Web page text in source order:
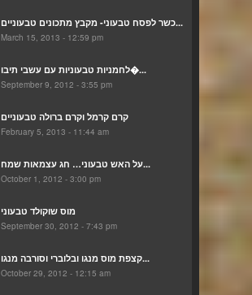
כשר לפסח טבעוני- מקבץ מתכונים טבעוניים...
March 15, 2013 - 12:59 pm
לחמניות טבעוניות עם עשבי תיבו�...
September 9, 2012 - 3:55 pm
קרם קרמל וקרם ברולה טבעוניים
February 5, 2013 - 11:44 am
על האש טבעוני… חג עצמאות שמח...
October 1, 2012 - 3:00 pm
מוס שוקולד טבעוני
September 30, 2012 - 7:43 pm
קצפת מוס מנגו ובלוברי וסורבה מנגו...
October 29, 2012 - 12:15 am